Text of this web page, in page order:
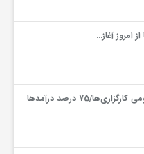
تکذیب درآمدهای نجومی کارگزاری‌ها/75 درصد درآمدها